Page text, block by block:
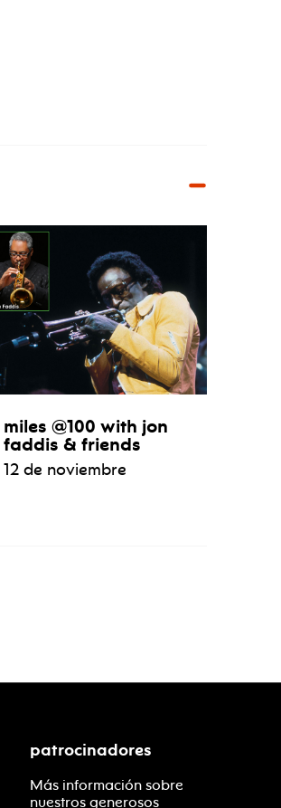
miles @100 with jon
faddis & friends
12 de noviembre
patrocinadores
Más información sobre
nuestros generosos